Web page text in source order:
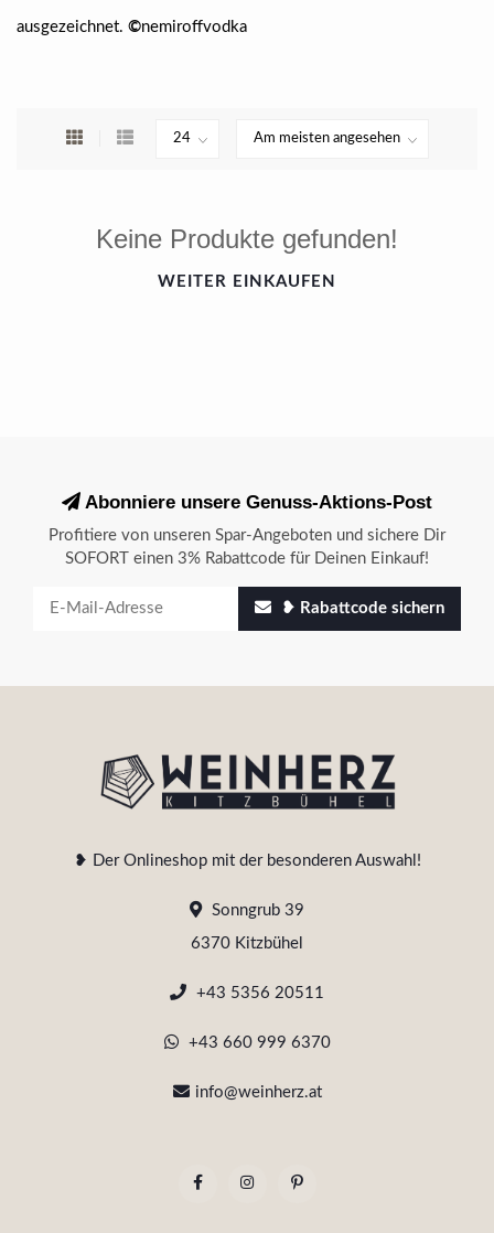
ausgezeichnet. ©nemiroffvodka
Keine Produkte gefunden!
WEITER EINKAUFEN
Abonniere unsere Genuss-Aktions-Post
Profitiere von unseren Spar-Angeboten und sichere Dir
SOFORT einen 3% Rabattcode für Deinen Einkauf!
❥ Rabattcode sichern
❥ Der Onlineshop mit der besonderen Auswahl!
Sonngrub 39
6370 Kitzbühel
+43 5356 20511
+43 660 999 6370
info@weinherz.at